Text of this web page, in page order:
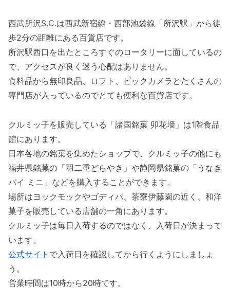
西武所沢S.C.は西武新宿線・西部池袋線「所沢駅」から徒
歩2分の距離にある百貨店です。
所沢駅西口を出たところすぐのロータリーに面しているの
で、アクセスが良く迷う心配はありません。
食料品から無印良品、ロフト、ビックカメラとたくさんの
専門店が入っているのでとても便利な百貨店です。
クルミッ子を販売している「諸国銘菓 卯花墻」は1階食品
館にあります。
日本各地の銘菓を集めたショップで、クルミッ子の他にも
福井県銘菓の「羽二重どらやき」や静岡県銘菓の「うなぎ
パイ ミニ」などを購入することができます。
場所はヨックモックやゴディバ、茶寮伊藤園の近く、和洋
菓子を販売している店舗の一角にあります。
クルミッ子は毎日入荷するのではなく、入荷日が決まって
います。
公式サイト で入荷日を確認してから行くようにしましょ
う。
営業時間は10時から20時です。